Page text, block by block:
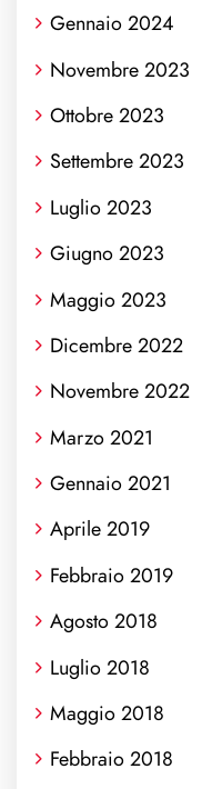
Gennaio 2024
Novembre 2023
Ottobre 2023
Settembre 2023
Luglio 2023
Giugno 2023
Maggio 2023
Dicembre 2022
Novembre 2022
Marzo 2021
Gennaio 2021
Aprile 2019
Febbraio 2019
Agosto 2018
Luglio 2018
Maggio 2018
Febbraio 2018